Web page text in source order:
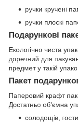
ручки кручені
ручки плоскі
Подарункові
Екологічно чиста
доречний для
предмет у такій
Пакет
Паперовий крафт
Достатньо об'ємна
солодощів,